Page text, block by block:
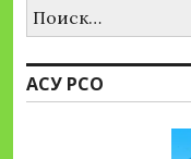
АСУ РСО